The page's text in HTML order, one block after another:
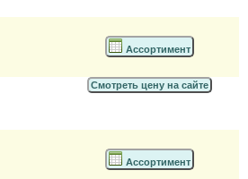
Ассортимент
Смотреть цену на сайте
Ассортимент